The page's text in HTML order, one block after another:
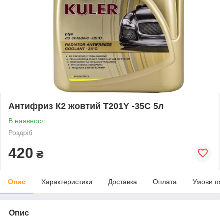
Антифриз К2 жовтий Т201Y -35С 5л
В наявності
Роздріб
420 ₴
Опис Характеристики Доставка Оплата Умови
Опис